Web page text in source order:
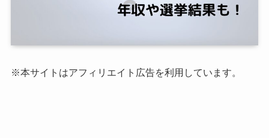
※本サイトはアフィリエイト広告を利用しています。